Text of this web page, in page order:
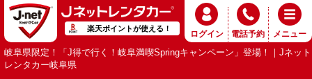
楽天ポイントが使える！
ログイン 電話予約 メニュー
岐阜県限定！「J得で行く！岐阜満喫Springキャンペーン」登場！｜Jネット
レンタカー岐阜県